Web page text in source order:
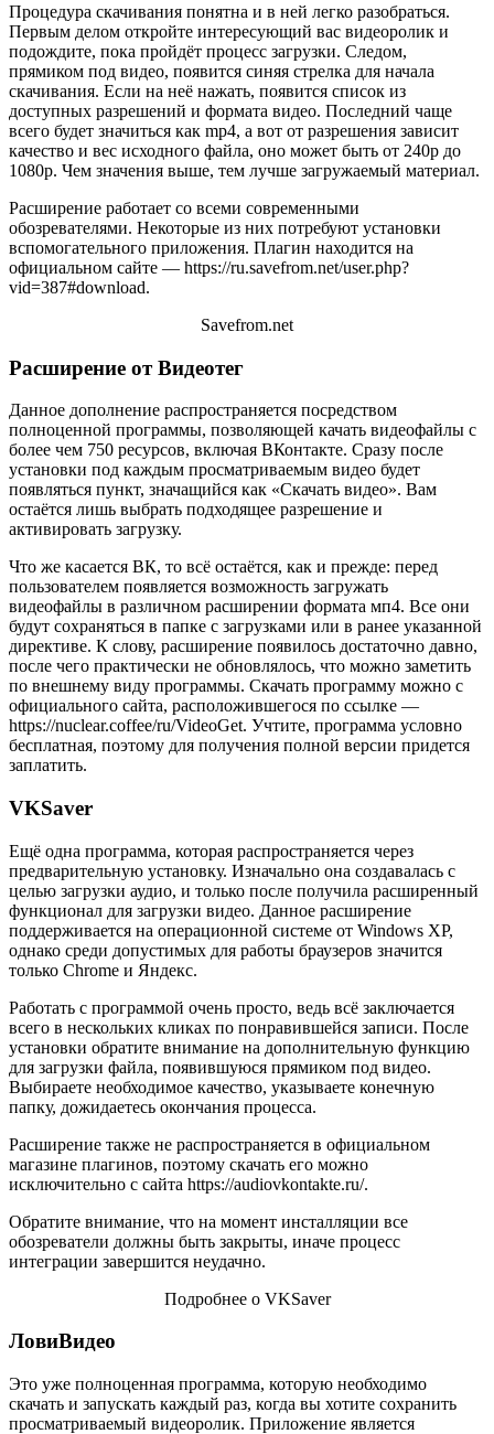
Процедура скачивания понятна и в ней легко разобраться.
Первым делом откройте интересующий вас видеоролик и
подождите, пока пройдёт процесс загрузки. Следом,
прямиком под видео, появится синяя стрелка для начала
скачивания. Если на неё нажать, появится список из
доступных разрешений и формата видео. Последний чаще
всего будет значиться как mp4, а вот от разрешения зависит
качество и вес исходного файла, оно может быть от 240p до
1080p. Чем значения выше, тем лучше загружаемый материал.
Расширение работает со всеми современными
обозревателями. Некоторые из них потребуют установки
вспомогательного приложения. Плагин находится на
официальном сайте — https://ru.savefrom.net/user.php?
vid=387#download.
Savefrom.net
Расширение от Видеотег
Данное дополнение распространяется посредством
полноценной программы, позволяющей качать видеофайлы с
более чем 750 ресурсов, включая ВКонтакте. Сразу после
установки под каждым просматриваемым видео будет
появляться пункт, значащийся как «Скачать видео». Вам
остаётся лишь выбрать подходящее разрешение и
активировать загрузку.
Что же касается ВК, то всё остаётся, как и прежде: перед
пользователем появляется возможность загружать
видеофайлы в различном расширении формата мп4. Все они
будут сохраняться в папке с загрузками или в ранее указанной
директиве. К слову, расширение появилось достаточно давно,
после чего практически не обновлялось, что можно заметить
по внешнему виду программы. Скачать программу можно с
официального сайта, расположившегося по ссылке —
https://nuclear.coffee/ru/VideoGet. Учтите, программа условно
бесплатная, поэтому для получения полной версии придется
заплатить.
VKSaver
Ещё одна программа, которая распространяется через
предварительную установку. Изначально она создавалась с
целью загрузки аудио, и только после получила расширенный
функционал для загрузки видео. Данное расширение
поддерживается на операционной системе от Windows XP,
однако среди допустимых для работы браузеров значится
только Chrome и Яндекс.
Работать с программой очень просто, ведь всё заключается
всего в нескольких кликах по понравившейся записи. После
установки обратите внимание на дополнительную функцию
для загрузки файла, появившуюся прямиком под видео.
Выбираете необходимое качество, указываете конечную
папку, дожидаетесь окончания процесса.
Расширение также не распространяется в официальном
магазине плагинов, поэтому скачать его можно
исключительно с сайта https://audiovkontakte.ru/.
Обратите внимание, что на момент инсталляции все
обозреватели должны быть закрыты, иначе процесс
интеграции завершится неудачно.
Подробнее о VKSaver
ЛовиВидео
Это уже полноценная программа, которую необходимо
скачать и запускать каждый раз, когда вы хотите сохранить
просматриваемый видеоролик. Приложение является